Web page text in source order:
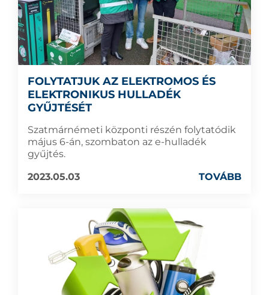
FOLYTATJUK AZ ELEKTROMOS ÉS
ELEKTRONIKUS HULLADÉK
GYŰJTÉSÉT
Szatmárnémeti központi részén folytatódik
május 6-án, szombaton az e-hulladék
gyűjtés.
2023.05.03
TOVÁBB